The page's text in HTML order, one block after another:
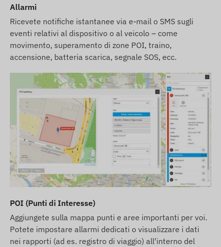
Allarmi
Ricevete notifiche istantanee via e-mail o SMS sugli
eventi relativi al dispositivo o al veicolo – come
movimento, superamento di zone POI, traino,
accensione, batteria scarica, segnale SOS, ecc.
POI (Punti di Interesse)
Aggiungete sulla mappa punti e aree importanti per voi.
Potete impostare allarmi dedicati o visualizzare i dati
nei rapporti (ad es. registro di viaggio) all'interno del